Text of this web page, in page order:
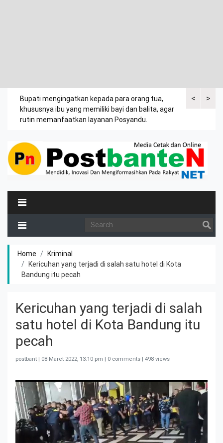
<
Bupati mengingatkan kepada para orang tua,
khususnya ibu yang memiliki bayi dan balita, agar
rutin memanfaatkan layanan Posyandu.
Kuasa>
Home
Kriminal
Kericuhan yang terjadi di salah satu hotel di Kota
Bandung itu pecah
Kericuhan yang terjadi di salah
satu hotel di Kota Bandung itu
pecah
postbant | 08 Maret 2022, 13:10 pm | 0 comments | 498 views